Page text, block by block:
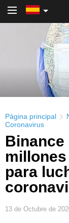
Página principal
Coronavirus
Binance
para
13 de Octubre de